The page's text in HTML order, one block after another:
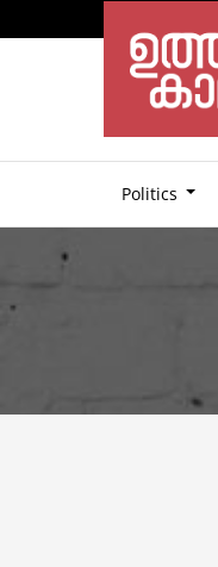
Politics